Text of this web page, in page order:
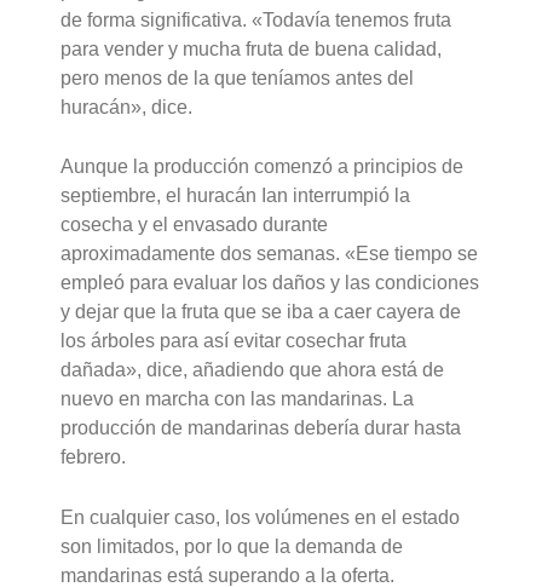
de forma significativa. «Todavía tenemos fruta
para vender y mucha fruta de buena calidad,
pero menos de la que teníamos antes del
huracán», dice.
Aunque la producción comenzó a principios de
septiembre, el huracán Ian interrumpió la
cosecha y el envasado durante
aproximadamente dos semanas. «Ese tiempo se
empleó para evaluar los daños y las condiciones
y dejar que la fruta que se iba a caer cayera de
los árboles para así evitar cosechar fruta
dañada», dice, añadiendo que ahora está de
nuevo en marcha con las mandarinas. La
producción de mandarinas debería durar hasta
febrero.
En cualquier caso, los volúmenes en el estado
son limitados, por lo que la demanda de
mandarinas está superando a la oferta.